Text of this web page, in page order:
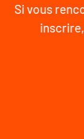
Si vous